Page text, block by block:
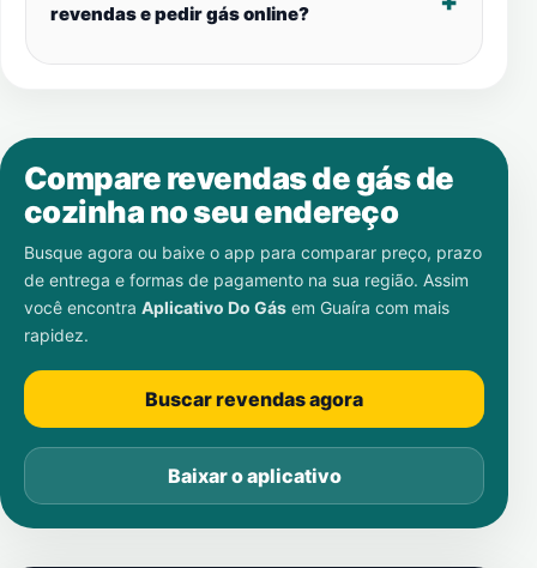
revendas e pedir gás online?
Compare revendas de gás de
cozinha no seu endereço
Busque agora ou baixe o app para comparar preço, prazo
de entrega e formas de pagamento na sua região. Assim
você encontra Aplicativo Do Gás em Guaíra com mais
rapidez.
Buscar revendas agora
Baixar o aplicativo